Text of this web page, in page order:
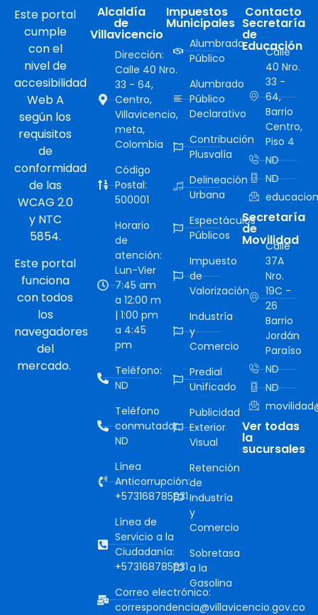
Este portal
cumple
con el
nivel de
accesibilidad
Web A
según los
requisitos
de
conformidad
de las
WCAG 2.0
y NTC
5854.
Este portal
funciona
con todos
los
navegadores
del
mercado.
Alcaldía
de
Villavicencio
Dirección:
Calle 40 Nro.
33 - 64,
Centro,
Villavicencio,
meta,
Colombia
Código
Postal:
500001
Horario
de
atención:
Lun-Vier
7:45 am
a 12:00 m
| 1:00 pm
a 4:45
pm
Teléfono:
ND
Teléfono
conmutador:
ND
Línea
Anticorrupción:
+573168785931
Línea de
Servicio a la
Ciudadanía:
+573168785931
Correo electrónico:
correspondencia@villavicencio.gov.co
Impuestos
Municipales
Alumbrado
Público
Alumbrado
Público
Declarativo
Contribución
Plusvalía
Delineación
Urbana
Espectáculos
Públicos
Impuesto
de
Valorización
Industría
y
Comercio
Predial
Unificado
Publicidad
Exterior
Visual
Retención
de
Industría
y
Comercio
Sobretasa
a la
Gasolina
Contacto
Secretaría
de
Educación
Calle
40 Nro.
33 -
64,
Barrio
Centro,
Piso 4
ND
ND
Secretaría
de
Movilidad
Calle
37A
Nro.
19C -
26
Barrio
Jordán
Paraíso
ND
ND
Ver todas
la
sucursales